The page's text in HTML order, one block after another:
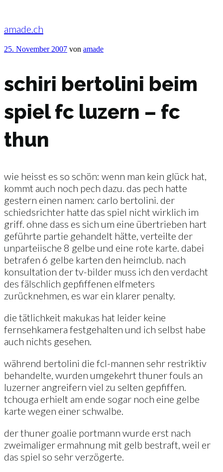
springen
amade.ch
Veröffentlicht
25. November 2007 von amade
schiri bertolini beim
spiel fc luzern – fc
thun
wie heisst es so schön: wenn man kein glück hat,
kommt auch noch pech dazu. das pech hatte
gestern einen namen: carlo bertolini. der
schiedsrichter hatte das spiel nicht wirklich im
griff. ohne dass es sich um eine übertrieben hart
geführte partie gehandelt hätte, verteilte der
unparteiische 8 gelbe und eine rote karte. dabei
betrafen 6 gelbe karten den heimclub. nach
konsultation der tv-bilder muss ich den verdacht
des fälschlich gepfiffenen elfmeters
zurücknehmen, es war ein klarer penalty.
die tätlichkeit makukas hat leider keine
fernsehkamera festgehalten und ich selbst habe
auch nichts gesehen.
während bertolini die fcl-mannen sehr restriktiv
behandelte, wurden umgekehrt thuner fouls an
luzerner angreifern viel zu selten gepfiffen.
tchouga erhielt am ende sogar noch eine gelbe
karte wegen einer schwalbe.
der thuner goalie portmann wurde erst nach
zweimaliger ermahnung mit gelb bestraft, weil er
das spiel so sehr verzögerte.